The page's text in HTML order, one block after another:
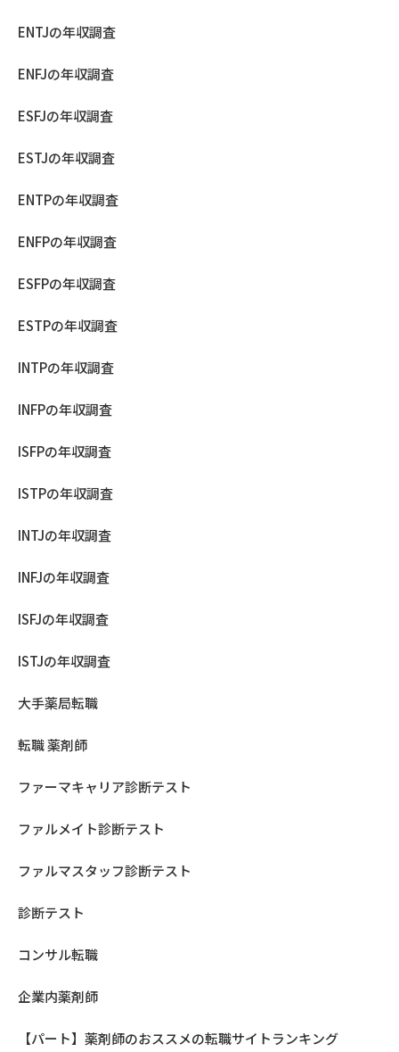
ENTJの年収調査
ENFJの年収調査
ESFJの年収調査
ESTJの年収調査
ENTPの年収調査
ENFPの年収調査
ESFPの年収調査
ESTPの年収調査
INTPの年収調査
INFPの年収調査
ISFPの年収調査
ISTPの年収調査
INTJの年収調査
INFJの年収調査
ISFJの年収調査
ISTJの年収調査
大手薬局転職
転職 薬剤師
ファーマキャリア診断テスト
ファルメイト診断テスト
ファルマスタッフ診断テスト
診断テスト
コンサル転職
企業内薬剤師
【パート】薬剤師のおススメの転職サイトランキング